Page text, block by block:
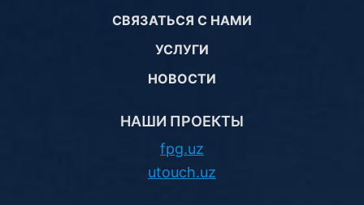
СВЯЗАТЬСЯ С НАМИ
УСЛУГИ
НОВОСТИ
НАШИ ПРОЕКТЫ
fpg.uz
utouch.uz